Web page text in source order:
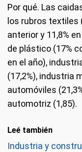
Por qué. Las
los rubros textiles
anterior y 11,8%
de plástico (17%
en el año),
(17,2%), industria
automóviles
automotriz (1,85).
Leé también
Industria y